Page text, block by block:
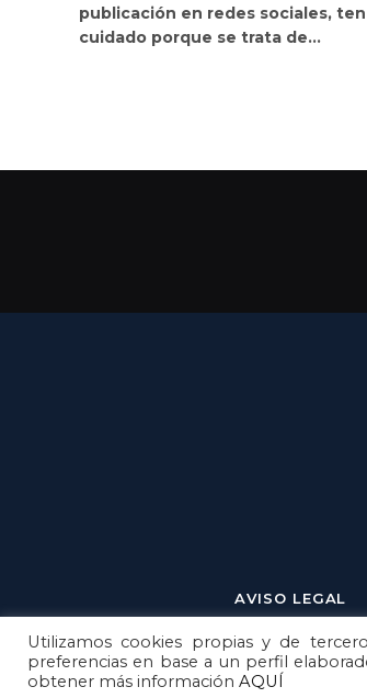
publicación en redes sociales,
cuidado porque se trata de…
AVISO LEGAL
Utilizamos cookies propias y de
preferencias en base a un perfil
obtener más información AQUÍ